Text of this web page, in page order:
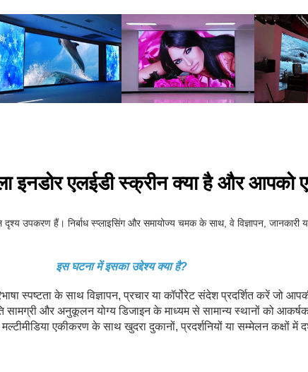
इनडोर एलईडी स्क्रीन क्या है और
उपकरण हैं। निर्बाध स्प्लाइसिंग और समायोज्य चमक के साथ, वे विज्ञापन, जानकारी
इस घटना में इसका उद्देश्य क्या है?
स्पष्टता के साथ विज्ञापन, प्रचार या कॉर्पोरेट संदेश प्रदर्शित करें जो
सामग्री और अनुकूलन योग्य डिजाइन के माध्यम से सामान्य स्थानों को
एकीकरण के साथ खुदरा दुकानों, प्रदर्शनियों या सम्मेलन कक्षों में